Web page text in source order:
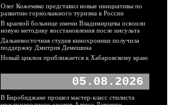
Олег Кожемяко представил новые инициативы по
развитию горнолыжного туризма в России
В краевой больнице имени Владимирцева освоили
новую методику восстановления после инсульта
Дальневосточная студия кинохроники получила
поддержку Дмитрия Демешина
Новый циклон приближается к Хабаровскому краю
05.08.2026
В Биробиджане прошел мастер-класс стилиста